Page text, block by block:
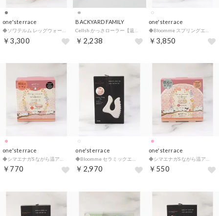
one'sterrace
￥3,300
BACKYARD FAMILY
￥2,238
one'sterrace
￥3,850
one'sterrace
￥770
one'sterrace
￥2,970
one'sterrace
￥550